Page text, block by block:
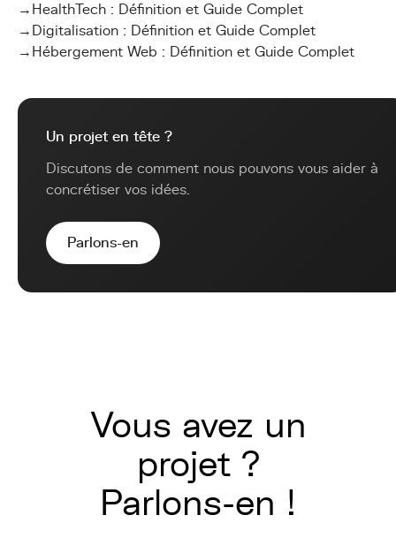
→ HealthTech : Définition et Guide Complet
→ Digitalisation : Définition et Guide Complet
→ Hébergement Web : Définition et Guide Complet
Un projet en tête ?
Discutons de comment nous pouvons vous aider à
concrétiser vos idées.
Parlons-en
Vous avez un
projet ?
Parlons-en !